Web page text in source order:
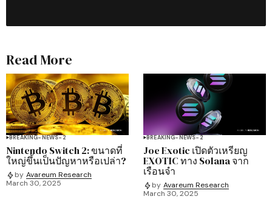
Read More
BREAKING-NEWS-2
Nintendo Switch 2: ขนาดที่
ใหญ่ขึ้นเป็นปัญหาหรือเปล่า?
by Avareum Research
March 30, 2025
BREAKING-NEWS-2
Joe Exotic เปิดตัวเหรียญ
EXOTIC ทาง Solana จาก
เรือนจำ
by Avareum Research
March 30, 2025